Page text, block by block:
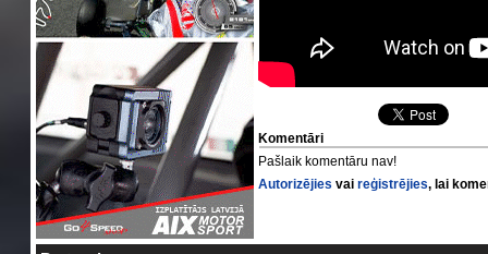
Komentāri
Pašlaik komentāru nav!
Autorizējies vaireģistrējies, lai